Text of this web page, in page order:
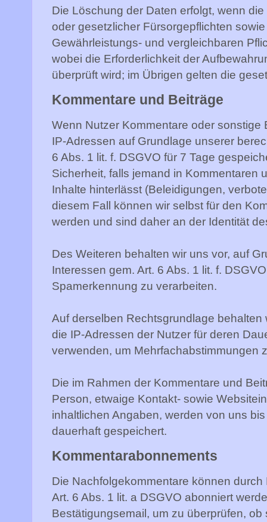
Die Löschung der Daten erfolgt, wenn
oder gesetzlicher Fürsorgepflichten
Gewährleistungs- und vergleichbaren
wobei die Erforderlichkeit der
überprüft wird; im Übrigen gelten die
Kommentare und Beiträge
Wenn Nutzer Kommentare oder
IP-Adressen auf Grundlage unserer
6 Abs. 1 lit. f. DSGVO für 7 Tage
Sicherheit, falls jemand in Kommentaren
Inhalte hinterlässt (Beleidigungen,
diesem Fall können wir selbst für den
werden und sind daher an der Identität
Des Weiteren behalten wir uns vor, auf
Interessen gem. Art. 6 Abs. 1 lit. f.
Spamerkennung zu verarbeiten.
Auf derselben Rechtsgrundlage
die IP-Adressen der Nutzer für deren
verwenden, um Mehrfachabstimmungen
Die im Rahmen der Kommentare und
Person, etwaige Kontakt- sowie
inhaltlichen Angaben, werden von uns
dauerhaft gespeichert.
Kommentarabonnements
Die Nachfolgekommentare können
Art. 6 Abs. 1 lit. a DSGVO abonniert
Bestätigungsemail, um zu überprüfen,